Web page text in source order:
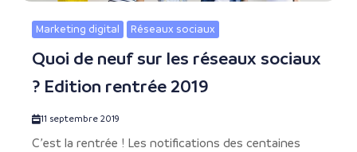
Marketing digital Réseaux sociaux
Quoi de neuf sur les réseaux sociaux
? Edition rentrée 2019
11 septembre 2019
C’est la rentrée ! Les notifications des centaines